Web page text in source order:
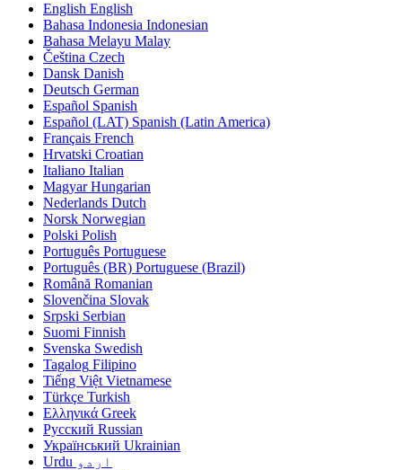
English English
Bahasa Indonesia Indonesian
Bahasa Melayu Malay
Čeština Czech
Dansk Danish
Deutsch German
Español Spanish
Español (LAT) Spanish (Latin America)
Français French
Hrvatski Croatian
Italiano Italian
Magyar Hungarian
Nederlands Dutch
Norsk Norwegian
Polski Polish
Português Portuguese
Português (BR) Portuguese (Brazil)
Română Romanian
Slovenčina Slovak
Srpski Serbian
Suomi Finnish
Svenska Swedish
Tagalog Filipino
Tiếng Việt Vietnamese
Türkçe Turkish
Ελληνικά Greek
Русский Russian
Український Ukrainian
اردو Urdu